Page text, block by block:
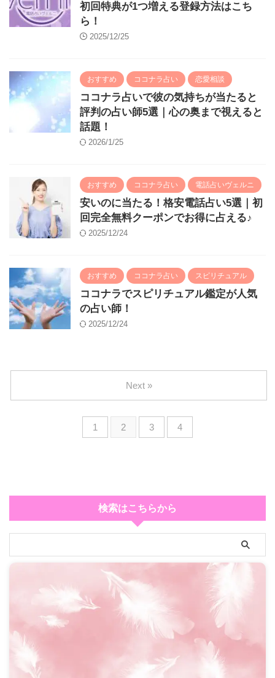
初回特典が1つ増える登録方法はこち
ら！
2025/12/25
おすすめ ココナラ占い 恋愛相談
ココナラ占いで彼の気持ちが当たると
評判の占い師5選｜心の奥まで視えると
話題！
2026/1/25
おすすめ ココナラ占い 電話占いヴェルニ
安いのに当たる！格安電話占い5選｜初
回完全無料クーポンでお得に占える♪
2025/12/24
おすすめ ココナラ占い スピリチュアル
ココナラでスピリチュアル鑑定が人気
の占い師！
2025/12/24
1 2 3 4
Next »
検索はこちらから